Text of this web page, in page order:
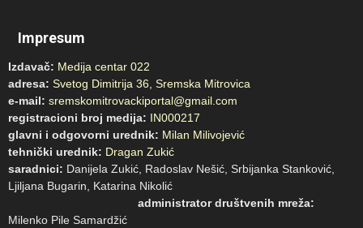
Impresum
Izdavač: Medija centar 022
adresa: Svetog Dimitrija 36, Sremska Mitrovica
e-mail: sremskomitrovackiportal@gmail.com
registracioni broj medija: IN000217
glavni i odgovorni urednik: Milan Milivojević
tehnički urednik: Dragan Zukić
saradnici: Danijela Zukić, Radoslav Nešić, Srbijanka Stanković,
Ljiljana Bugarin, Katarina Nikolić
administrator društvenih mreža:
Milenko Pile Samardžić